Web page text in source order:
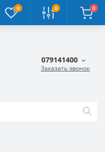
0 0 0
079141400
Заказать звонок